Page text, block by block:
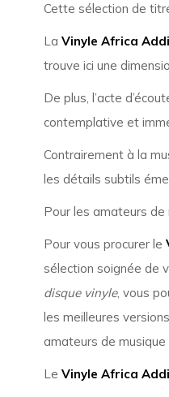
Cette sélection de
La Vinyle Africa
trouve ici une
De plus, l’acte
contemplative et
Contrairement à la
les détails subtils
Pour les amateurs de
Pour vous procurer le
sélection soignée de
disque vinyle, vous
les meilleures
amateurs de musique
Le Vinyle Africa